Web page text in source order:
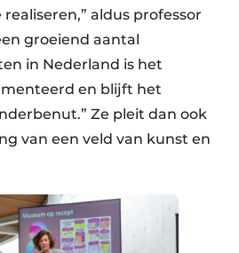
aldus professor
groeiend aantal
in Nederland is het
en blijft het
Ze pleit dan ook
van een veld van kunst en